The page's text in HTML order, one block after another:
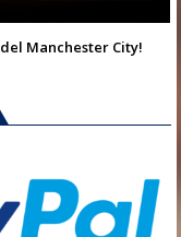
Manchester City!